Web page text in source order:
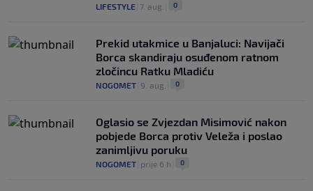
LIFESTYLE 7. aug. 0
Prekid utakmice u Banjaluci: Navijači
Borca skandiraju osuđenom ratnom
zločincu Ratku Mladiću
NOGOMET 9. aug. 0
Oglasio se Zvjezdan Misimović nakon
pobjede Borca protiv Veleža i poslao
zanimljivu poruku
NOGOMET prije 6 h 0